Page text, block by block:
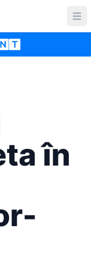
în